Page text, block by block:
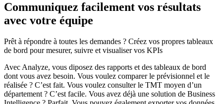
Communiquez facilement vos résultats
avec votre équipe
Prêt à répondre à toutes les demandes ? Créez vos propres tableaux
de bord pour mesurer, suivre et visualiser vos KPIs
Avec Analyze, vous diposez des rapports et des tableaux de bord
dont vous avez besoin. Vous voulez comparer le prévisionnel et le
réalisée ? C’est fait. Vous voulez consulter le TMT moyen d’un
département ? C’est facile. Vous avez déjà une solution de Business